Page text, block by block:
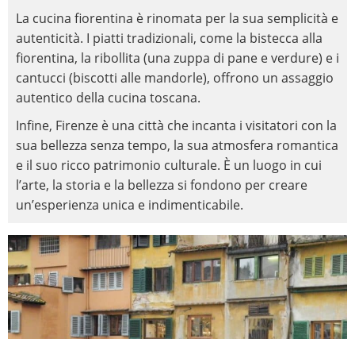
La cucina fiorentina è rinomata per la sua semplicità e
autenticità. I piatti tradizionali, come la bistecca alla
fiorentina, la ribollita (una zuppa di pane e verdure) e i
cantucci (biscotti alle mandorle), offrono un assaggio
autentico della cucina toscana.
Infine, Firenze è una città che incanta i visitatori con la
sua bellezza senza tempo, la sua atmosfera romantica
e il suo ricco patrimonio culturale. È un luogo in cui
l’arte, la storia e la bellezza si fondono per creare
un’esperienza unica e indimenticabile.